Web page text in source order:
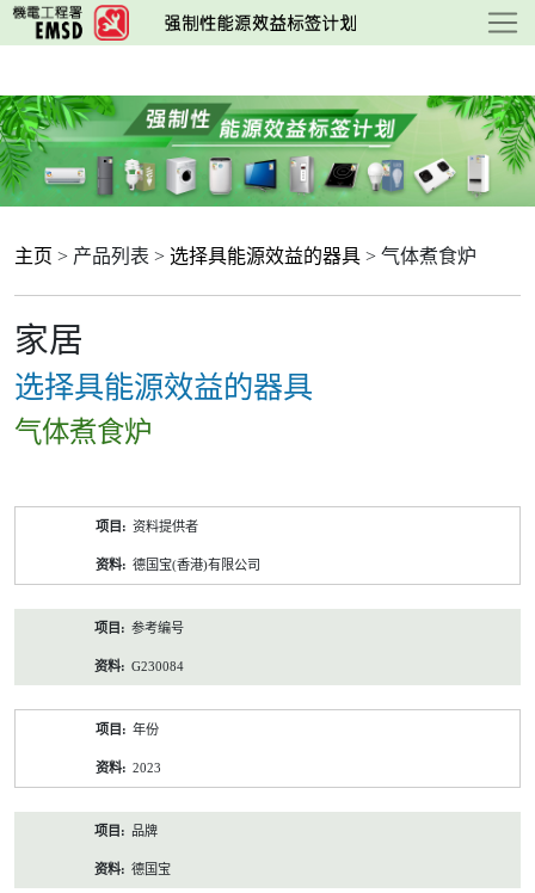
跳
至
要
内
容
主页 > 产品列表 > 选择具能源效益的器具 > 气体煮食炉
家居
选择具能源效益的器具
气体煮食炉
资料提供者
德国宝(香港)有限公司
参考编号
G230084
年份
2023
品牌
德国宝